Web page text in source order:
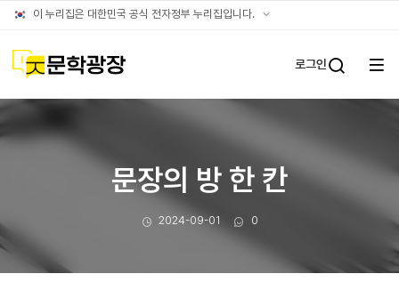
이 누리집은 대한민국 공식 전자정부 누리집입니다. 공식
문학광장 로그인
전체
열기
문장의 방 한 칸
작성일
2024-09-01 댓글수
0